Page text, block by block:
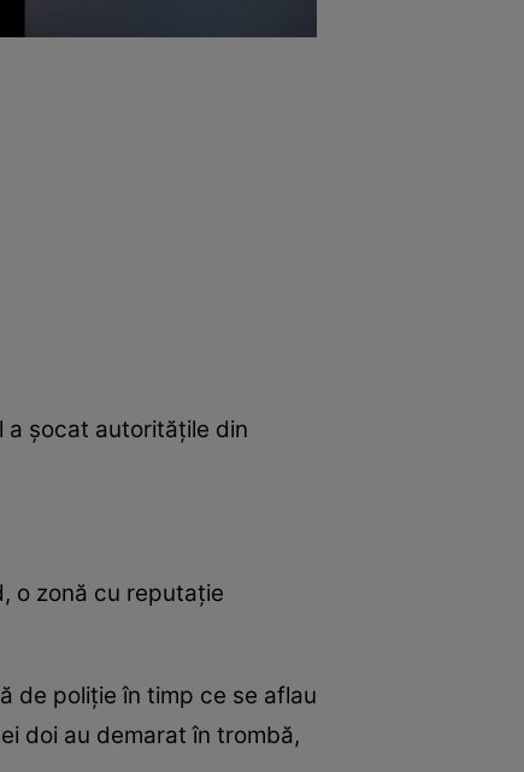
a șocat autoritățile din
o zonă cu reputație
de poliție în timp ce se aflau
doi au demarat în trombă,